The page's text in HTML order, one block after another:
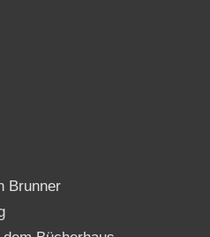
Brunner